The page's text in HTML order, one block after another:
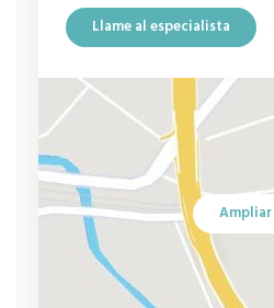
Llame al especialista
Ampliar